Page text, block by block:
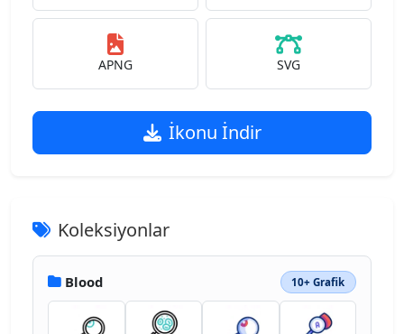
APNG SVG
İkonu İndir
Koleksiyonlar
Blood 10+ Grafik